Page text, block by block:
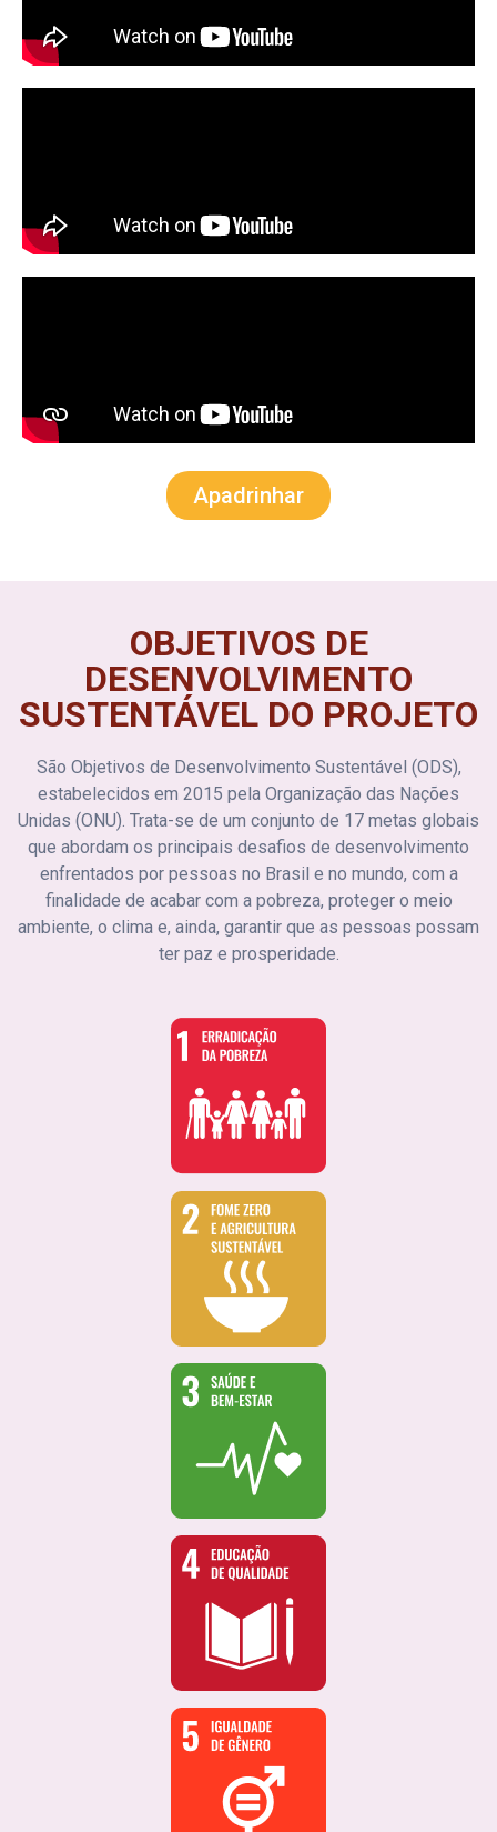
Apadrinhar
OBJETIVOS DE
DESENVOLVIMENTO
SUSTENTÁVEL DO PROJETO
São Objetivos de Desenvolvimento Sustentável (ODS),
estabelecidos em 2015 pela Organização das Nações
Unidas (ONU). Trata-se de um conjunto de 17 metas globais
que abordam os principais desafios de desenvolvimento
enfrentados por pessoas no Brasil e no mundo, com a
finalidade de acabar com a pobreza, proteger o meio
ambiente, o clima e, ainda, garantir que as pessoas possam
ter paz e prosperidade.